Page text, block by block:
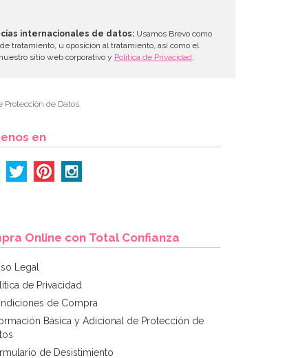
internacionales de datos: Usamos Brevo como
tratamiento, u oposición al tratamiento, así como el
sitio web corporativo y Política de Privacidad
de Datos.
en
Online con Total Confianza
Legal
de Privacidad
de Compra
Básica y Adicional de Protección de
de Desistimiento